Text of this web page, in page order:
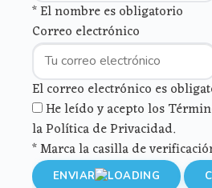
* El nombre es obligatorio
Correo electrónico
El correo electrónico es
He leído y acepto los
la Política de Privacidad.
* Marca la casilla de
ENVIAR